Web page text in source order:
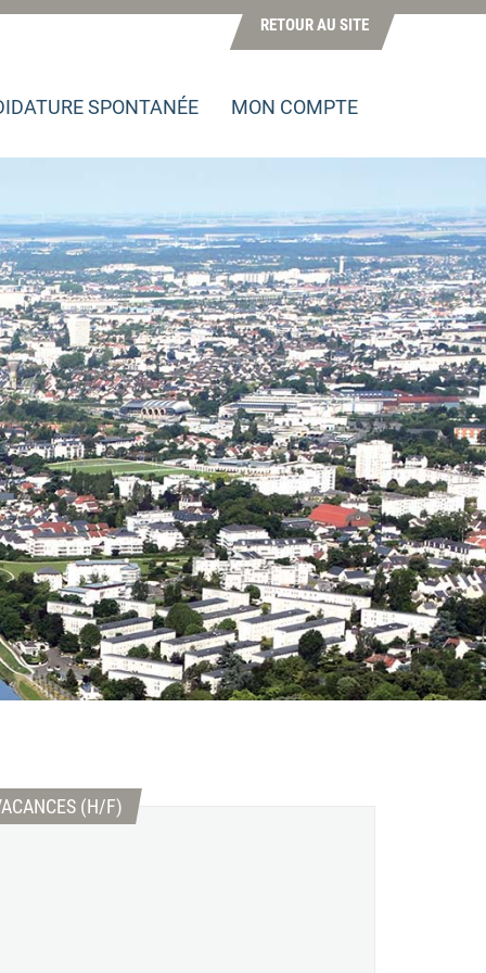
RETOUR AU SITE
SPONTANÉE MON COMPTE
(H/F)(Nouvelle fenêtre)